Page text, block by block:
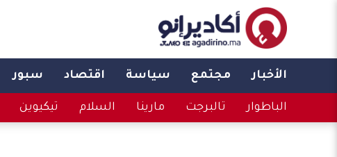
الأخبار مجتمع سياسة اقتصاد سبور
الباطوار تالبرجت مارينا السلام تيكيوين